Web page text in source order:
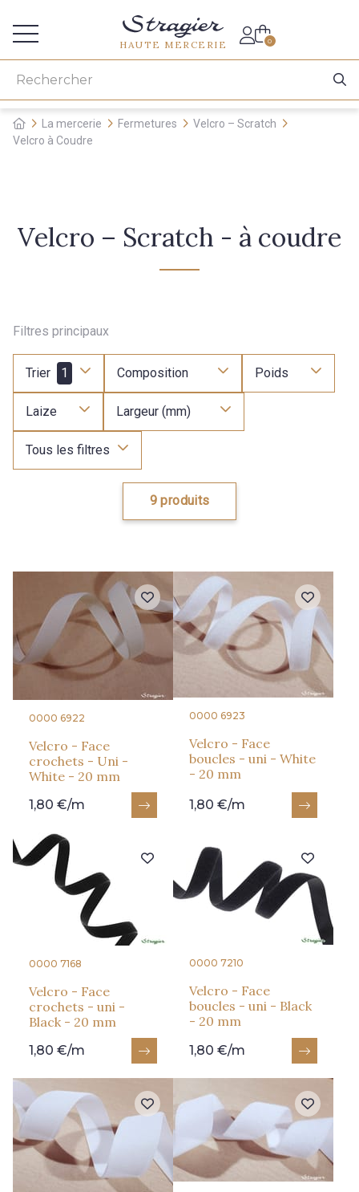
HAUTE MERCERIE 0
La mercerie Fermetures
Velcro – Scratch
Velcro à Coudre
Velcro – Scratch - à coudre
Filtres principaux
Trier 1 Composition Poids
Laize Largeur (mm)
Tous les filtres
9 produits
0000 6922
Velcro - Face
crochets - Uni -
White - 20 mm
1,80 €/m
0000 6923
Velcro - Face
boucles - uni - White
- 20 mm
1,80 €/m
0000 7168
Velcro - Face
crochets - uni -
Black - 20 mm
1,80 €/m
0000 7210
Velcro - Face
boucles - uni - Black
- 20 mm
1,80 €/m